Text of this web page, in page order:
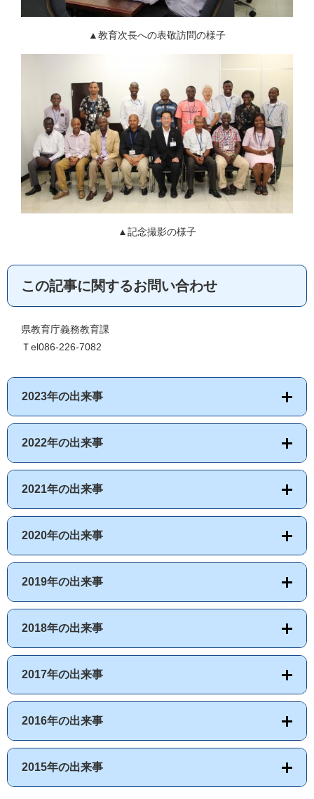
▲教育次長への表敬訪問の様子
▲記念撮影の様子
この記事に関するお問い合わせ
県教育庁義務教育課
Ｔel086-226-7082
2023年の出来事
2022年の出来事
2021年の出来事
2020年の出来事
2019年の出来事
2018年の出来事
2017年の出来事
2016年の出来事
2015年の出来事